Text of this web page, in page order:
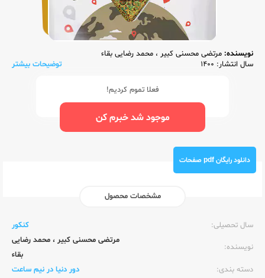
نویسنده: مرتضی محسنی کبیر ، محمد رضایی بقاء
سال انتشار: 1400
توضیحات بیشتر
فعلا تموم کردیم!
موجود شد خبرم کن
دانلود رایگان pdf صفحات
مشخصات محصول
سال تحصیلی:‌
کنکور
نویسنده:‌
مرتضی محسنی کبیر ، محمد رضایی
بقاء
دسته بندی:
دور دنیا در نیم ساعت